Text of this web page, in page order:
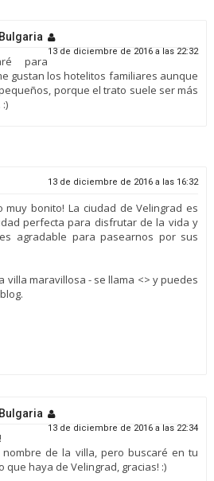
13 de diciembre de 2016 a las 22:32
para
gustan los hotelitos familiares aunque
porque el trato suele ser más
13 de diciembre de 2016 a las 16:32
muy bonito! La ciudad de Velingrad es
perfecta para disfrutar de la vida y
agradable para pasearnos por sus
villa maravillosa - se llama <> y puedes
13 de diciembre de 2016 a las 22:34
de la villa, pero buscaré en tu
que haya de Velingrad, gracias! :)